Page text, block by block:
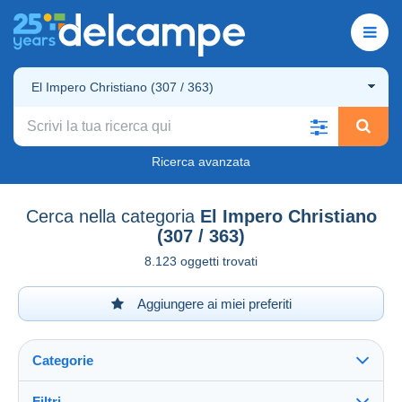
El Impero Christiano (307 / 363)
Ricerca avanzata
Cerca nella categoria El Impero Christiano
(307 / 363)
8.123 oggetti trovati
Aggiungere ai miei preferiti
Categorie